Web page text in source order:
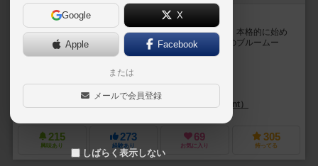
カードを買い集めなくてもデッキが組める
トレーディングカードゲームをやってみたいけれども、本格的に始め
るにはお金がかかる。そんな方におすすめなのが、このブルームー
ン：レジェンドです。 これ一箱に９種族のデッキ...
ライナー・クニツィア（Reiner Knizia）
スコット・フィッシャー（
エッジ エンターテインメント（Edge Entertainment）
215
興味あり
273
経験あり
69
お気に入り
305
持ってる
Google X
Apple Facebook
または
メールで会員登録
しばらく表示しない